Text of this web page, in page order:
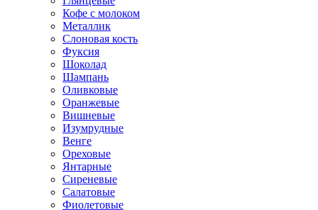
Кофе с молоком
Металлик
Слоновая кость
Фуксия
Шоколад
Шампань
Оливковые
Оранжевые
Вишневые
Изумрудные
Венге
Ореховые
Янтарные
Сиреневые
Салатовые
Фиолетовые